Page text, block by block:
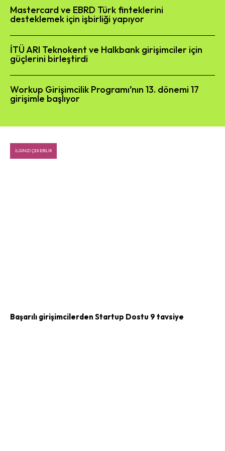
Mastercard ve EBRD Türk finteklerini
desteklemek için işbirliği yapıyor
İTÜ ARI Teknokent ve Halkbank girişimciler için
güçlerini birleştirdi
Workup Girişimcilik Programı’nın 13. dönemi 17
girişimle başlıyor
İLGINIZI ÇEKEBILIR
Başarılı girişimcilerden Startup Dostu 9 tavsiye